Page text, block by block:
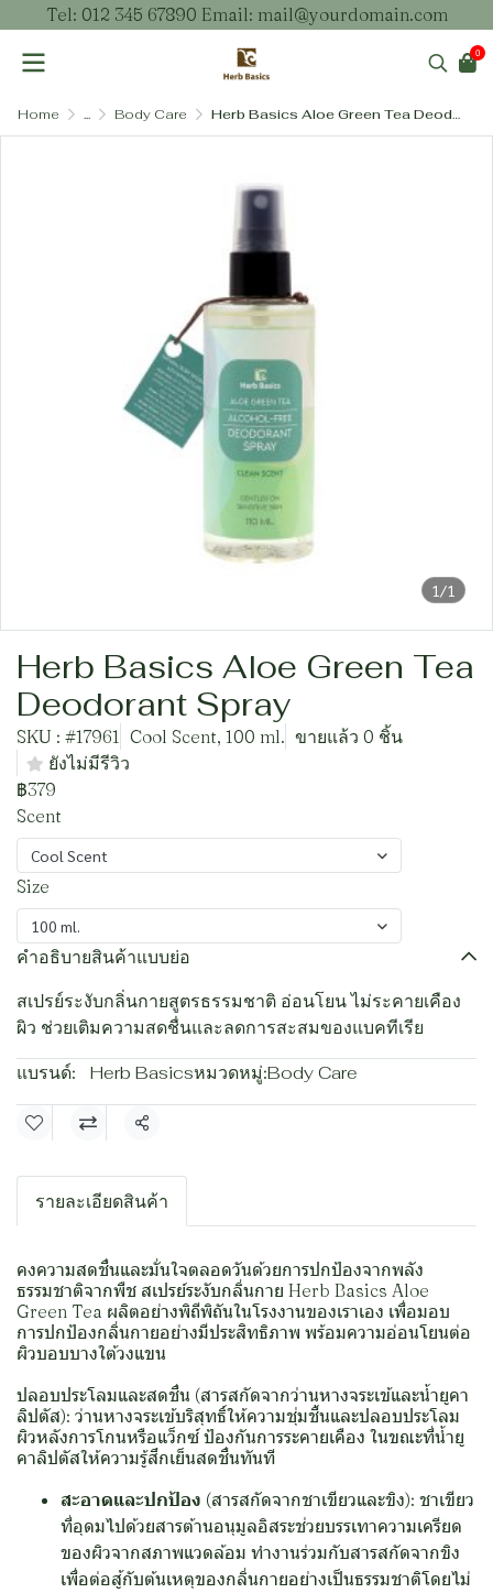
Tel: 012 345 67890 Email: mail@yourdomain.com
0
Home ... Body Care Herb Basics Aloe Green Tea Deodorant Spray
1/1
Herb Basics Aloe Green Tea
Deodorant Spray
SKU : #17961 Cool Scent, 100 ml. ขายแล้ว 0 ชิ้น
ยังไม่มีรีวิว
฿379
Scent
Cool Scent
Size
100 ml.
คำอธิบายสินค้าแบบย่อ
สเปรย์ระงับกลิ่นกายสูตรธรรมชาติ อ่อนโยน ไม่ระคายเคือง
ผิว ช่วยเติมความสดชื่นและลดการสะสมของแบคทีเรีย
แบรนด์: Herb Basicsหมวดหมู่:Body Care
แชร์
รายละเอียดสินค้า
คงความสดชื่นและมั่นใจตลอดวันด้วยการปกป้องจากพลัง
ธรรมชาติจากพืช สเปรย์ระงับกลิ่นกาย Herb Basics Aloe
Green Tea ผลิตอย่างพิถีพิถันในโรงงานของเราเอง เพื่อมอบ
การปกป้องกลิ่นกายอย่างมีประสิทธิภาพ พร้อมความอ่อนโยนต่อ
ผิวบอบบางใต้วงแขน
ปลอบประโลมและสดชื่น (สารสกัดจากว่านหางจระเข้และน้ำยูคา
ลิปตัส): ว่านหางจระเข้บริสุทธิ์ให้ความชุ่มชื้นและปลอบประโลม
ผิวหลังการโกนหรือแว็กซ์ ป้องกันการระคายเคือง ในขณะที่น้ำยู
คาลิปตัสให้ความรู้สึกเย็นสดชื่นทันที
สะอาดและปกป้อง (สารสกัดจากชาเขียวและขิง): ชาเขียว
ที่อุดมไปด้วยสารต้านอนุมูลอิสระช่วยบรรเทาความเครียด
ของผิวจากสภาพแวดล้อม ทำงานร่วมกับสารสกัดจากขิง
เพื่อต่อสู้กับต้นเหตุของกลิ่นกายอย่างเป็นธรรมชาติโดยไม่